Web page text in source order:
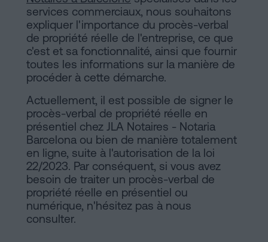
Notaire
en
ligne
Blog
Contacter
à
Barcelone
Hypothèques
Dissolution
de
couple
de
fait
à
Barcelone
Notaire
en
ligne
services commerciaux, nous souhaitons
expliquer l'importance du procès-verbal
de propriété réelle de l'entreprise, ce que
c'est et sa fonctionnalité, ainsi que fournir
toutes les informations sur la manière de
procéder à cette démarche.
Actuellement, il est possible de signer le
procès-verbal de propriété réelle en
présentiel chez JLA Notaires - Notaria
Barcelona ou bien de manière totalement
en ligne, suite à l'autorisation de la loi
22/2023. Par conséquent, si vous avez
besoin de traiter un procès-verbal de
propriété réelle en présentiel ou
numérique, n'hésitez pas à nous
consulter.